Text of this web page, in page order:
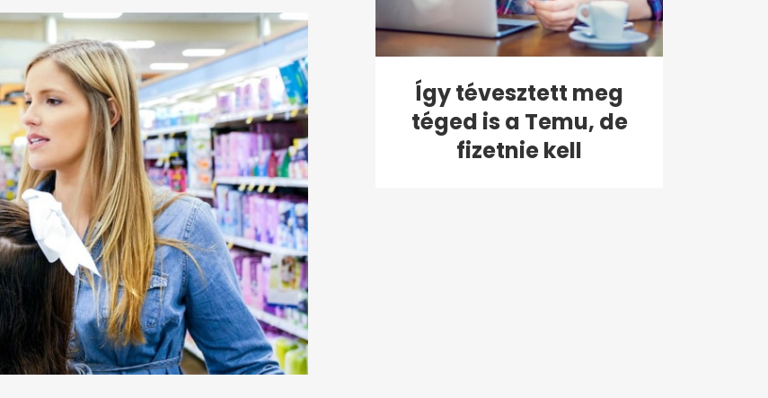
Így tévesztett meg
téged is a Temu, de
fizetnie kell